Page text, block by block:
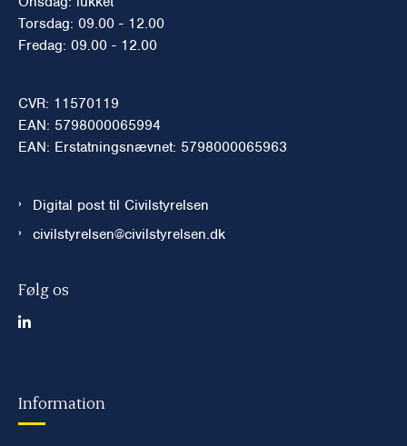
Torsdag: 09.00 - 12.00
Fredag: 09.00 - 12.00
CVR: 11570119
EAN: 5798000065994
EAN: Erstatningsnævnet: 5798000065963
Digital post til Civilstyrelsen
civilstyrelsen@civilstyrelsen.dk
Følg os
Information